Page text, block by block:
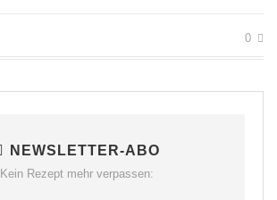
0
NEWSLETTER-ABO
Kein Rezept mehr verpassen: